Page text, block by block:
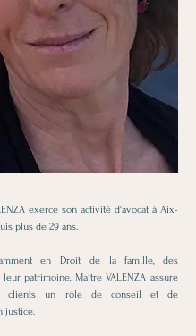
exerce son activité d'avocat à Aix-
plus de 29 ans.
enDroit de la famille, des
patrimoine, Maître VALENZA assure
clients un rôle de conseil et de
justice.